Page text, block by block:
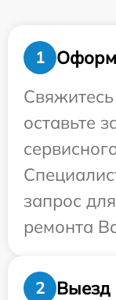
1
оставьте
запрос
ремонта
2
Выезд